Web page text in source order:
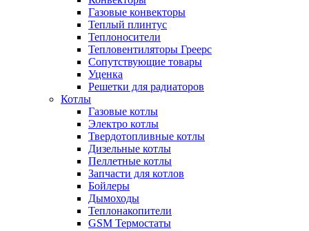
Газовые конвекторы
Теплый плинтус
Теплоносители
Тепловентиляторы Греерс
Сопутствующие товары
Уценка
Решетки для радиаторов
Котлы
Газовые котлы
Электро котлы
Твердотопливные котлы
Дизельные котлы
Пеллетные котлы
Запчасти для котлов
Бойлеры
Дымоходы
Теплонакопители
GSM Термостаты